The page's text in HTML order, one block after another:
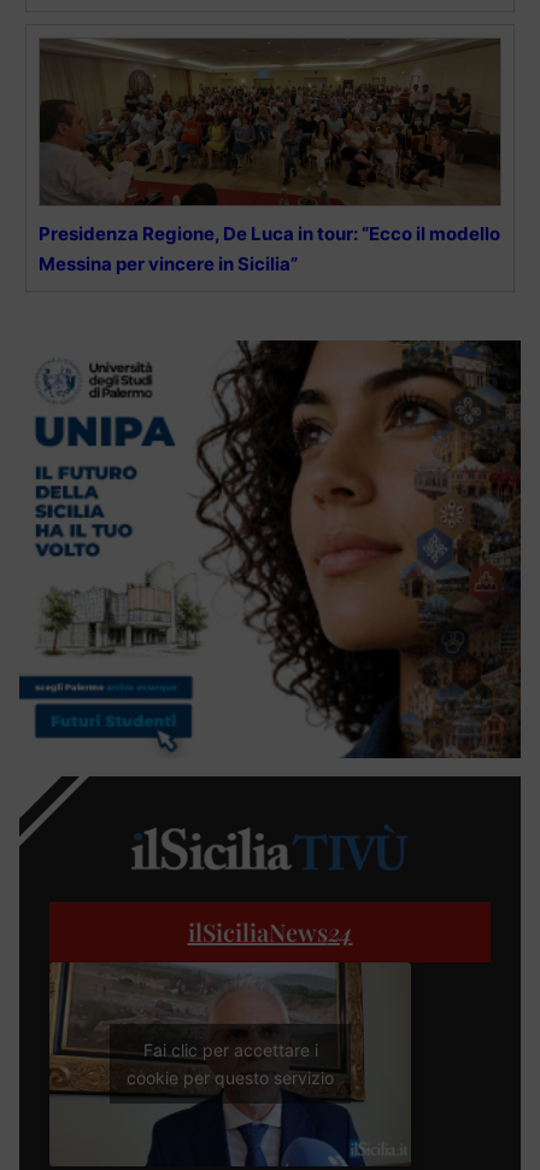
Presidenza Regione, De Luca in tour: “Ecco il modello
Messina per vincere in Sicilia”
ilSiciliaNews24
Fai clic per accettare i
cookie per questo servizio